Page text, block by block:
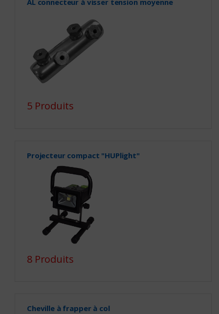
5 Produits
Projecteur compact "HUPlight"
8 Produits
Cheville à frapper à col